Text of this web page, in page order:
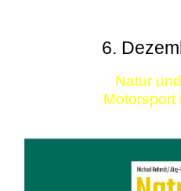
6.
Natur
Motorsport